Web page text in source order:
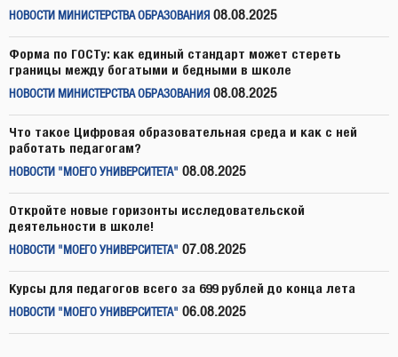
НОВОСТИ МИНИСТЕРСТВА ОБРАЗОВАНИЯ 08.08.2025
Форма по ГОСТу: как единый стандарт может стереть
границы между богатыми и бедными в школе
НОВОСТИ МИНИСТЕРСТВА ОБРАЗОВАНИЯ 08.08.2025
Что такое Цифровая образовательная среда и как с ней
работать педагогам?
НОВОСТИ "МОЕГО УНИВЕРСИТЕТА" 08.08.2025
Откройте новые горизонты исследовательской
деятельности в школе!
НОВОСТИ "МОЕГО УНИВЕРСИТЕТА" 07.08.2025
Курсы для педагогов всего за 699 рублей до конца лета
НОВОСТИ "МОЕГО УНИВЕРСИТЕТА" 06.08.2025